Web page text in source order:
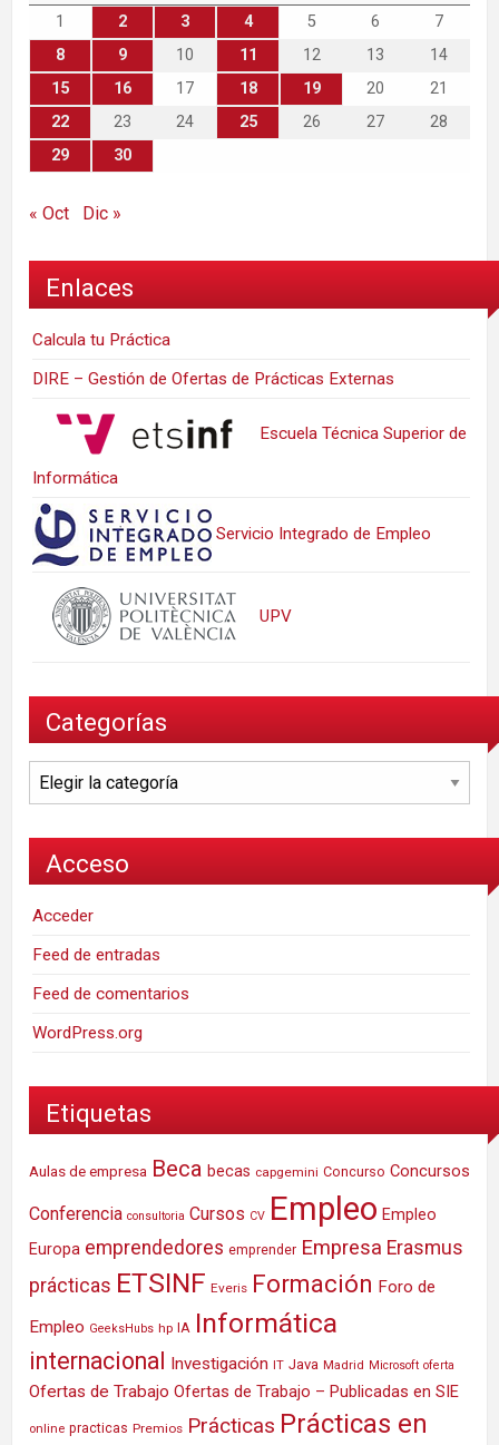
1
2 3 4 5 6
7
8
9 10 11 12 13
14
15
16 17 18 19 20
21
22
23 24 25 26 27
28
29
30
« Oct Dic »
Enlaces
Calcula tu Práctica
DIRE – Gestión de Ofertas de Prácticas Externas
Escuela Técnica Superior de
Informática
Servicio Integrado de Empleo
UPV
Categorías
Categorías
Acceso
Acceder
Feed de entradas
Feed de comentarios
WordPress.org
Etiquetas
Aulas de empresa Beca becas capgemini Concurso Concursos
Conferencia consultoria Cursos CV Empleo Empleo
Europa emprendedores emprender Empresa Erasmus
prácticas ETSINF Everis Formación Foro de
Empleo GeeksHubs hp IA Informática
internacional Investigación IT Java Madrid Microsoft oferta
Ofertas de Trabajo Ofertas de Trabajo – Publicadas en SIE
online practicas Premios Prácticas Prácticas en